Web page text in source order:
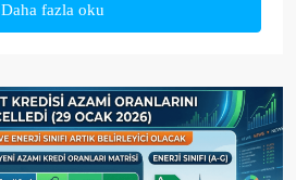
Daha fazla oku